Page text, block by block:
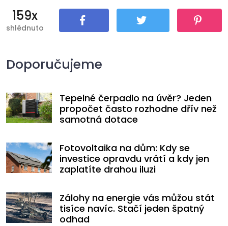
159x
shlédnuto
Doporučujeme
Tepelné čerpadlo na úvěr? Jeden
propočet často rozhodne dřív než
samotná dotace
Fotovoltaika na dům: Kdy se
investice opravdu vrátí a kdy jen
zaplatíte drahou iluzi
Zálohy na energie vás můžou stát
tisíce navíc. Stačí jeden špatný
odhad